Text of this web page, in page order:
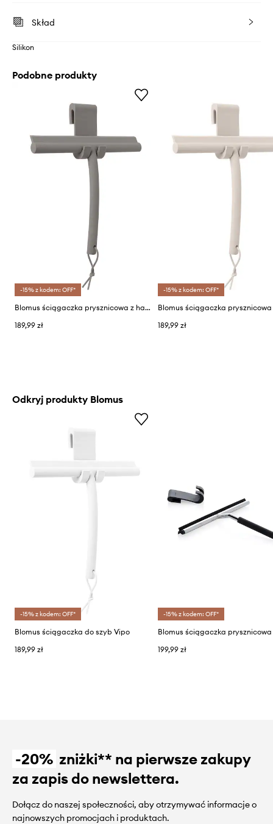
Skład
Silikon
Podobne produkty
-15% z kodem: OFF*
Blomus ściągaczka prysznicowa z haczykiem Vipo 2-pack
189,99 zł
-15% z kodem: OFF*
189,99 zł
Odkryj produkty Blomus
-15% z kodem: OFF*
Blomus ściągaczka do szyb Vipo
189,99 zł
-15% z kodem: OFF*
199,99 zł
-20% zniżki** na pierwsze zakupy
za zapis do newslettera.
Dołącz do naszej społeczności, aby otrzymywać informacje o
najnowszych promocjach i produktach.